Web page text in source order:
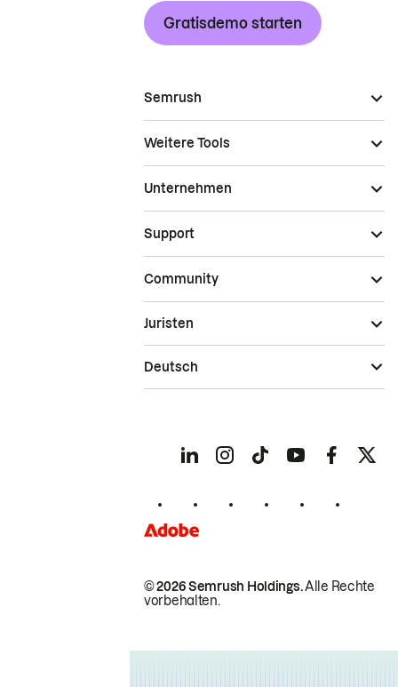
Gratisdemo starten
Semrush
Weitere Tools
Unternehmen
Support
Community
© 2026 Semrush Holdings.Alle Rechte
vorbehalten.
Juristen
Deutsch